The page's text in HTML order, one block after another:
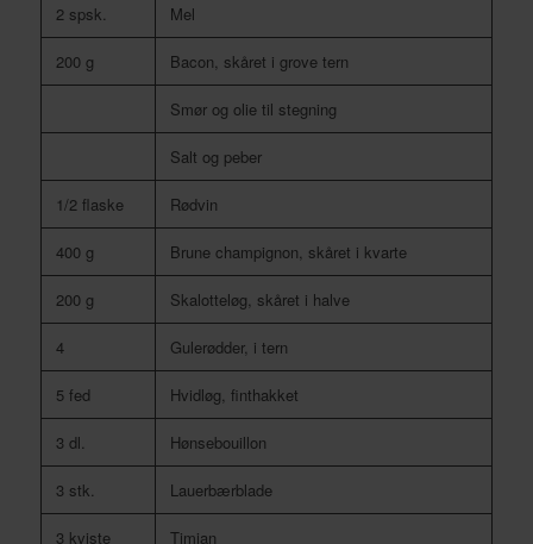
2 spsk. Mel
200 g Bacon, skåret i grove tern
Smør og olie til stegning
Salt og peber
1/2 flaske Rødvin
400 g Brune champignon, skåret i kvarte
200 g Skalotteløg, skåret i halve
4 Gulerødder, i tern
5 fed Hvidløg, finthakket
3 dl. Hønsebouillon
3 stk. Lauerbærblade
3 kviste Timian